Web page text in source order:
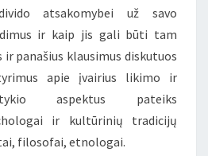
atsakomybei už savo
ir kaip jis gali būti tam
ir panašius klausimus diskutuos
apie įvairius likimo ir
aspektus pateiks
ir kultūrinių tradicijų
filosofai, etnologai.